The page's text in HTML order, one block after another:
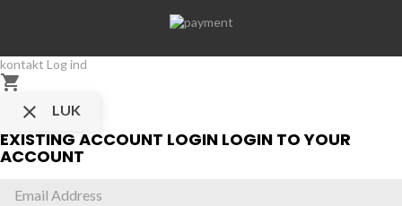
kontakt Log ind


LUK
EXISTING ACCOUNT LOGIN LOGIN TO YOUR
ACCOUNT